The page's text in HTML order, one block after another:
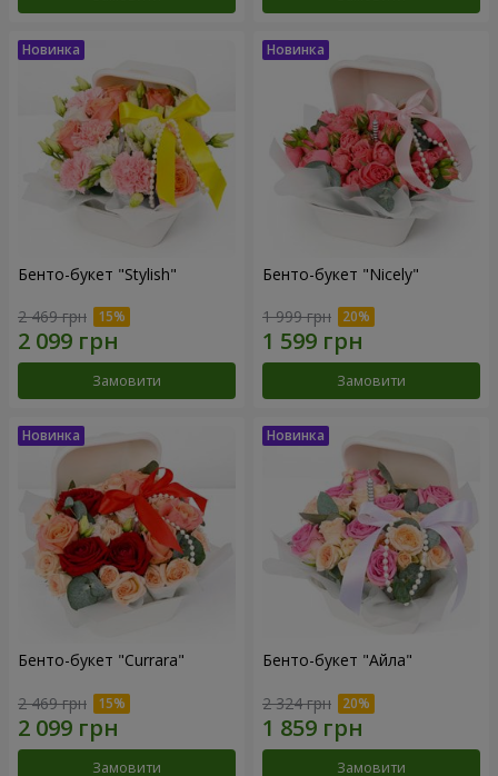
Бенто-букет "Stylish"
2 469 грн
Замовити
Бенто-букет "Nicely"
1 999 грн
Замовити
Бенто-букет "Currara"
2 469 грн
Замовити
Бенто-букет "Айла"
2 324 грн
Замовити